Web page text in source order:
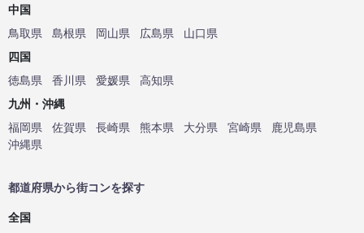
中国
鳥取県
島根県 岡山県 広島県
山口県
四国
徳島県
香川県 愛媛県
高知県
九州・沖縄
福岡県
佐賀県 長崎県 熊本県 大分県 宮崎県
鹿児島県
沖縄県
都道府県から街コンを探す
全国